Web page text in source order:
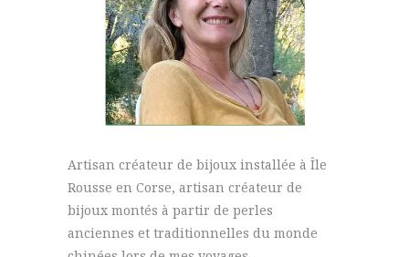
Artisan créateur de bijoux installée à Île
Rousse en Corse, artisan créateur de
bijoux montés à partir de perles
anciennes et traditionnelles du monde